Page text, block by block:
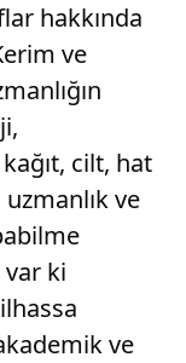
hakkında
ve
cilt, hat
ve
ki
ve